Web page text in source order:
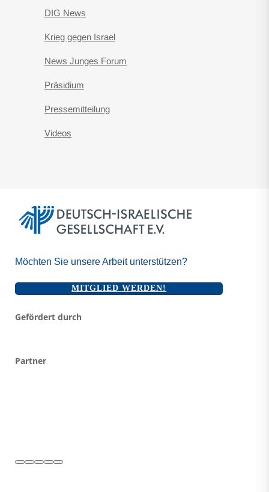
DIG News
Krieg gegen Israel
News Junges Forum
Präsidium
Pressemitteilung
Videos
Möchten Sie unsere Arbeit unterstützen?
MITGLIED WERDEN!
Gefördert durch
Partner